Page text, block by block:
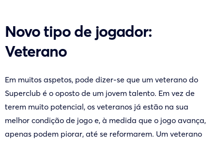
Novo tipo de jogador:
Veterano
Em muitos aspetos, pode dizer-se que um veterano do
Superclub é o oposto de um jovem talento. Em vez de
terem muito potencial, os veteranos já estão na sua
melhor condição de jogo e, à medida que o jogo avança,
apenas podem piorar, até se reformarem. Um veterano